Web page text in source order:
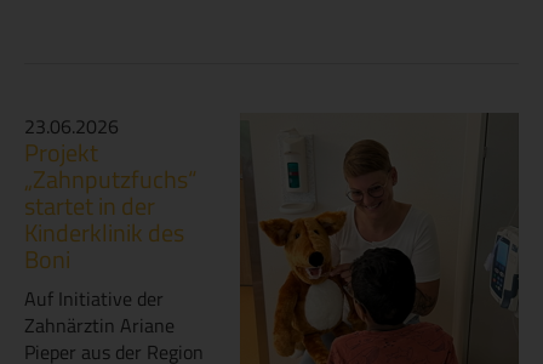
23.06.2026
Projekt
„Zahnputzfuchs“
startet in der
Kinderklinik des
Boni
Auf Initiative der
Zahnärztin Ariane
Pieper aus der Region